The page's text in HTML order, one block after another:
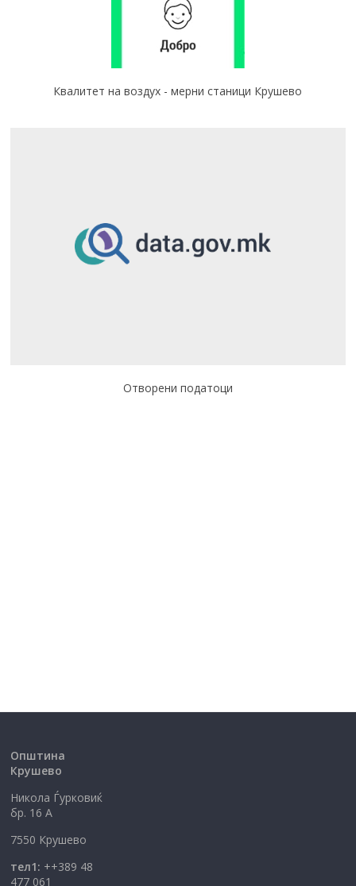
Квалитет на воздух - мерни станици Крушево
Отворени податоци
Општина
Крушево
Никола Ѓурковиќ
бр. 16 А
7550 Крушево
тел1: ++389 48
477 061